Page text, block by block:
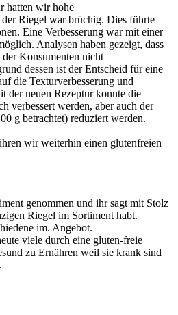
hatten wir hohe
Riegel war brüchig. Dies führte
Eine Verbesserung war mit einer
Analysen haben gezeigt, dass
Konsumenten nicht
dessen ist der Entscheid für eine
die Texturverbesserung und
der neuen Rezeptur konnte die
verbessert werden, aber auch der
g betrachtet) reduziert werden.
wir weiterhin einen glutenfreien
genommen und ihr sagt mit Stolz
Riegel im Sortiment habt.
im. Angebot.
viele durch eine gluten-freie
zu Ernähren weil sie krank sind